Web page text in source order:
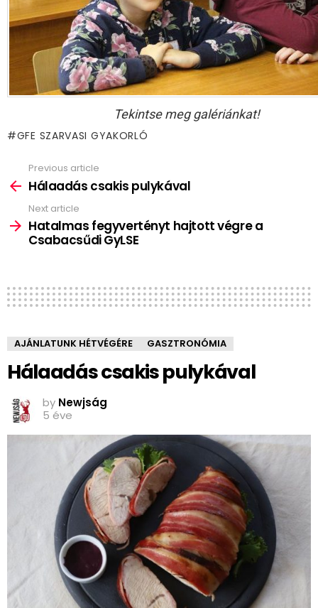
Tekintse meg galériánkat!
GFE SZARVASI GYAKORLÓ
more
Previous article
Hálaadás csakis pulykával
Next article
Hatalmas fegyvertényt hajtott végre a
Csabacsűdi GyLSE
AJÁNLATUNK HÉTVÉGÉRE GASZTRONÓMIA
Hálaadás csakis pulykával
by Newjság
5 éve